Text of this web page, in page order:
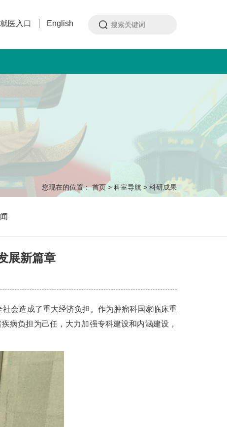
就医入口 English
您现在的位置： 首页> 科室导航 > 科研成果
展新篇章
会造成了重大经济负担。作为肿瘤科国家临床重
病负担为己任，大力加强专科建设和内涵建设，